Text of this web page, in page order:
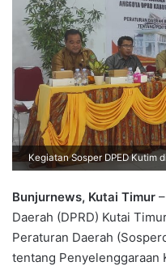
Kegiatan Sosper DPED Kutim
Bunjurnews, Kutai Timur
Daerah (DPRD) Kutai
Peraturan Daerah
tentang Penyelenggaraan